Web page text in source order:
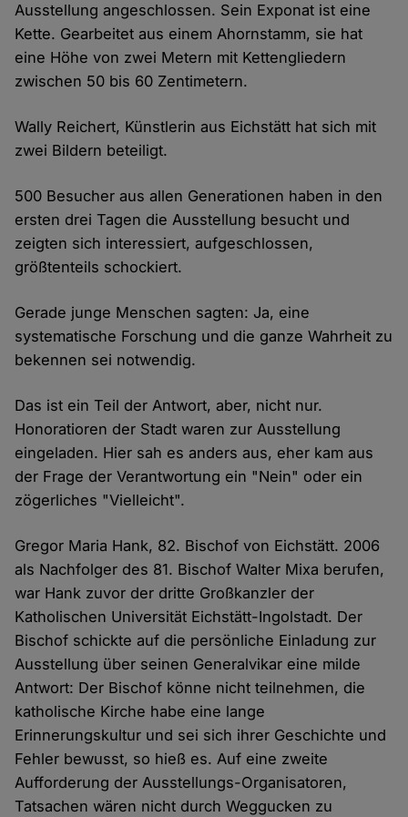
Ausstellung angeschlossen. Sein Exponat ist eine
Kette. Gearbeitet aus einem Ahornstamm, sie hat
eine Höhe von zwei Metern mit Kettengliedern
zwischen 50 bis 60 Zentimetern.
Wally Reichert, Künstlerin aus Eichstätt hat sich mit
zwei Bildern beteiligt.
500 Besucher aus allen Generationen haben in den
ersten drei Tagen die Ausstellung besucht und
zeigten sich interessiert, aufgeschlossen,
größtenteils schockiert.
Gerade junge Menschen sagten: Ja, eine
systematische Forschung und die ganze Wahrheit zu
bekennen sei notwendig.
Das ist ein Teil der Antwort, aber, nicht nur.
Honoratioren der Stadt waren zur Ausstellung
eingeladen. Hier sah es anders aus, eher kam aus
der Frage der Verantwortung ein "Nein" oder ein
zögerliches "Vielleicht".
Gregor Maria Hank, 82. Bischof von Eichstätt. 2006
als Nachfolger des 81. Bischof Walter Mixa berufen,
war Hank zuvor der dritte Großkanzler der
Katholischen Universität Eichstätt-Ingolstadt. Der
Bischof schickte auf die persönliche Einladung zur
Ausstellung über seinen Generalvikar eine milde
Antwort: Der Bischof könne nicht teilnehmen, die
katholische Kirche habe eine lange
Erinnerungskultur und sei sich ihrer Geschichte und
Fehler bewusst, so hieß es. Auf eine zweite
Aufforderung der Ausstellungs-Organisatoren,
Tatsachen wären nicht durch Weggucken zu